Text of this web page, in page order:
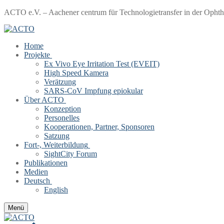
Zum
springen
Menü
Schließen
ACTO e.V. – Aachener centrum für Technologietransfer in der
Home
Projekte
Ex Vivo Eye Irritation Test (EVEIT)
High Speed Kamera
Verätzung
SARS-CoV Impfung epiokular
Über ACTO
Konzeption
Personelles
Kooperationen, Partner, Sponsoren
Satzung
Fort-, Weiterbildung
SightCity Forum
Publikationen
Medien
Deutsch
English
Menü